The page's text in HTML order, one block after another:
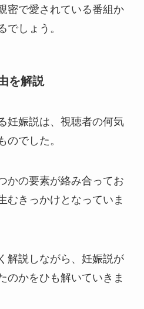
密で愛されている番組か
でしょう。
を解説
妊娠説は、視聴者の何気
のでした。
かの要素が絡み合ってお
むきっかけとなっていま
解説しながら、妊娠説が
のかをひも解いていきま